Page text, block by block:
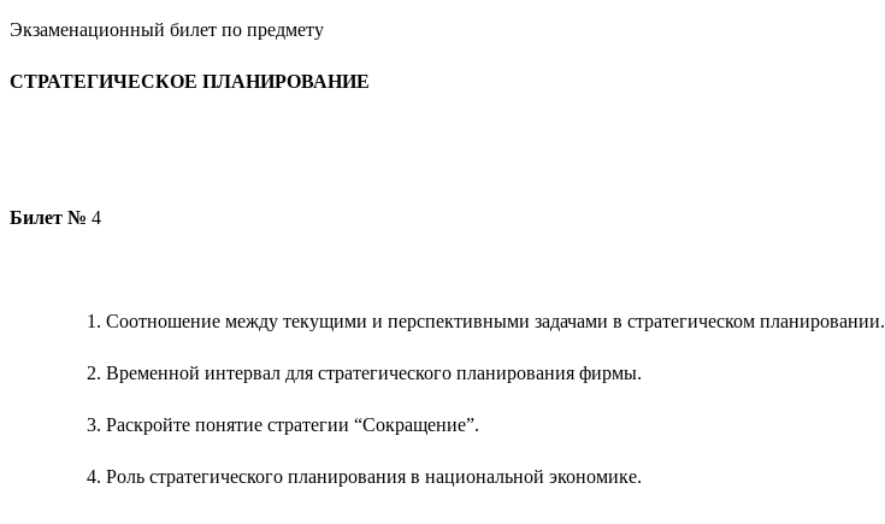
Экзаменационный билет по предмету
СТРАТЕГИЧЕСКОЕ ПЛАНИРОВАНИЕ
Билет № 4
Соотношение между текущими и перспективными задачами в стратегическом планировании.
Временной интервал для стратегического планирования фирмы.
Раскройте понятие стратегии “Сокращение”.
Роль стратегического планирования в национальной экономике.